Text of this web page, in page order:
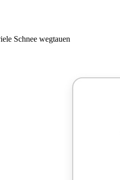
Schnee wegtauen